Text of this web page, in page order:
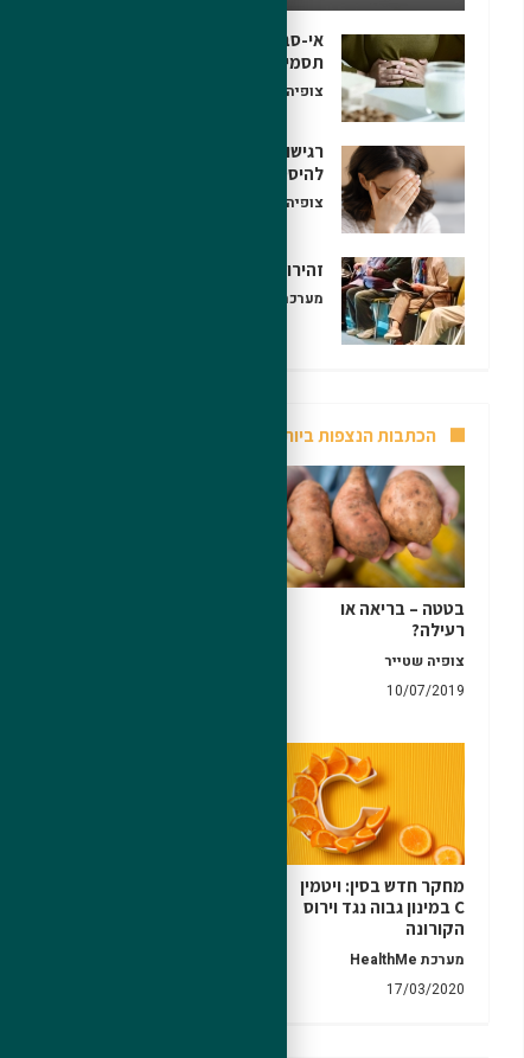
אי-סבילות למזון | רגישות למזון –
תסמינים ובדיקות
צופיה שטייר
רגישות להיסטמין (אי-סבילות
להיסטמין)? – גורמים וטיפול
צופיה שטייר
זהירות – מחלות רקע
מערכת HealthMe
הכתבות הנצפות ביותר
בטטה – בריאה או
רעילה?
צופיה שטייר
10/07/2019
מחקר חדש בסין: ויטמין
C במינון גבוה נגד וירוס
הקורונה
מערכת HealthMe
17/03/2020